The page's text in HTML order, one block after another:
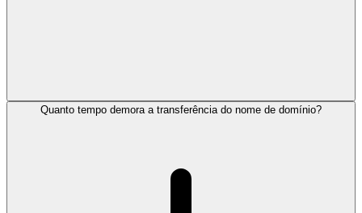
Quanto tempo demora a transferência do nome de domínio?